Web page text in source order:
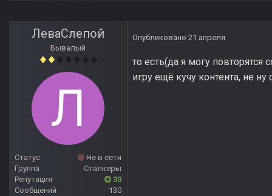
ЛеваСлепой
Бывалый
Статус
Не в сети
Группа
Сталкеры
Репутация
30
Сообщений
130
Опубликовано 21 апреля
то есть(да я могу
игру ещё кучу контента, не